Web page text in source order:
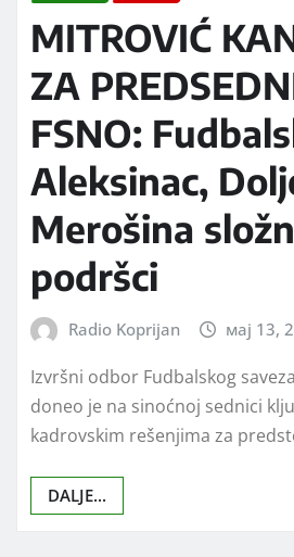
MITROVIĆ
ZA
FSNO:
Aleksinac,
Merošina
podršci
Radio Koprijan мај 13,
Izvršni odbor Fudbalskog
doneo je na sinoćnoj sednici
kadrovskim rešenjima za
DALJE...